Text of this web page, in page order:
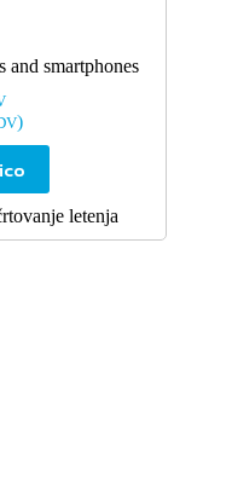
and smartphones
)
letenja